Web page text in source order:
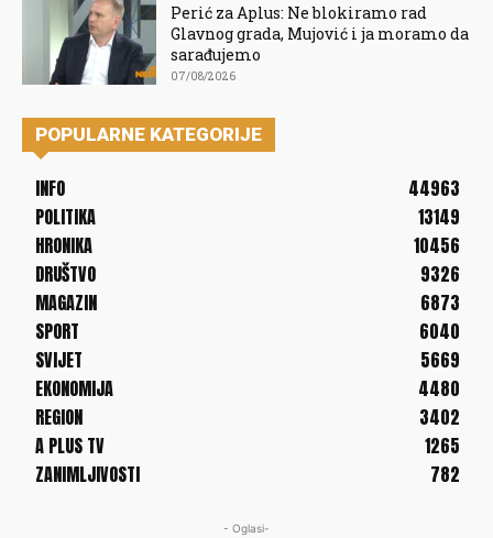
Perić za Aplus: Ne blokiramo rad
Glavnog grada, Mujović i ja moramo da
sarađujemo
07/08/2026
POPULARNE KATEGORIJE
INFO
44963
POLITIKA
13149
HRONIKA
10456
DRUŠTVO
9326
MAGAZIN
6873
SPORT
6040
SVIJET
5669
EKONOMIJA
4480
REGION
3402
A PLUS TV
1265
ZANIMLJIVOSTI
782
- Oglasi-